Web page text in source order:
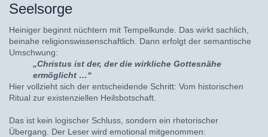
Seelsorge
Heiniger beginnt nüchtern mit Tempelkunde. Das wirkt sachlich,
beinahe religionswissenschaftlich. Dann erfolgt der semantische
Umschwung:
„Christus ist der, der die wirkliche Gottesnähe
ermöglicht …“
Hier vollzieht sich der entscheidende Schritt: Vom historischen
Ritual zur existenziellen Heilsbotschaft.
Das ist kein logischer Schluss, sondern ein rhetorischer
Übergang. Der Leser wird emotional mitgenommen: